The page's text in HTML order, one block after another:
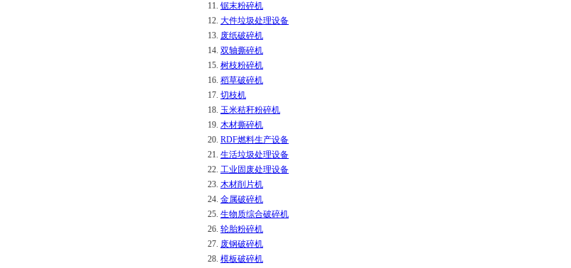
11. 锯末粉碎机
12. 大件垃圾处理设备
13. 废纸破碎机
14. 双轴撕碎机
15. 树枝粉碎机
16. 稻草破碎机
17. 切枝机
18. 玉米秸秆粉碎机
19. 木材撕碎机
20. RDF燃料生产设备
21. 生活垃圾处理设备
22. 工业固废处理设备
23. 木材削片机
24. 金属破碎机
25. 生物质综合破碎机
26. 轮胎粉碎机
27. 废钢破碎机
28. 模板破碎机